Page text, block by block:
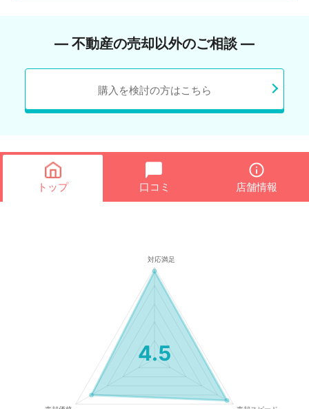
― 不動産の売却以外のご相談 ―
購入を検討の方はこちら
トップ 口コミ 店舗情報
4.5